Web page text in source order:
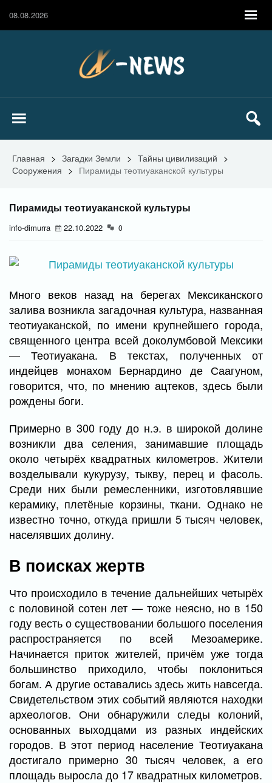
08.08.2026
Главная > Загадки Земли > Тайны цивилизаций >
Сооружения > Пирамиды теотиуаканской культуры
Пирамиды теотиуаканской культуры
info-dimurra 22.10.2022 0
Много веков назад на берегах Мексиканского
залива возникла загадочная культура, названная
теотиуаканской, по имени крупнейшего города,
священного центра всей доколумбовой Мексики
— Теотиуакана. В текстах, полученных от
индейцев монахом Бернардино де Саагуном,
говорится, что, по мнению ацтеков, здесь были
рождены боги.
Примерно в 300 году до н.э. в широкой долине
возникли два селения, занимавшие площадь
около четырёх квадратных километров. Жители
возделывали кукурузу, тыкву, перец и фасоль.
Среди них были ремесленники, изготовлявшие
керамику, плетёные корзины, ткани. Однако не
известно точно, откуда пришли 5 тысяч человек,
населявших долину.
В поисках жертв
Что происходило в течение дальнейших четырёх
с половиной сотен лет — тоже неясно, но в 150
году весть о существовании большого поселения
распространяется по всей Мезоамерике.
Начинается приток жителей, причём уже тогда
большинство приходило, чтобы поклониться
богам. А другие оставались здесь жить навсегда.
Свидетельством этих событий являются находки
археологов. Они обнаружили следы колоний,
основанных выходцами из разных индейских
городов. В этот период население Теотиуакана
достигало примерно 30 тысяч человек, а его
площадь выросла до 17 квадратных километров.